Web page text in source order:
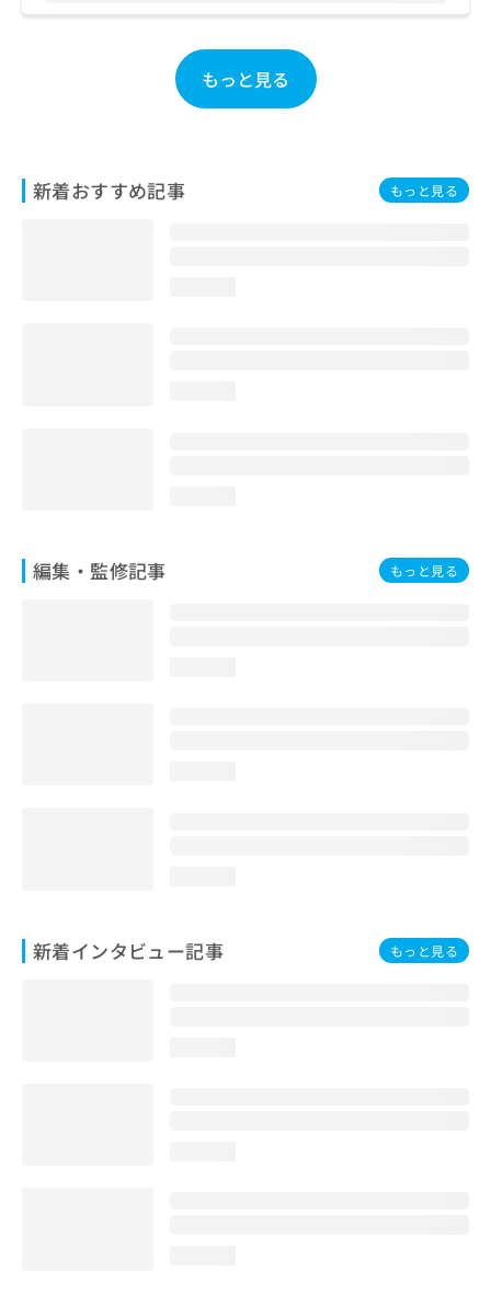
もっと見る
新着おすすめ記事 もっと見る
編集・監修記事 もっと見る
新着インタビュー記事 もっと見る
お
ち